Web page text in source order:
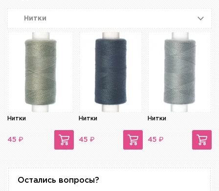
Нитки
Нитки
45 ₽
Нитки
45 ₽
Нитки
45 ₽
Остались вопросы?